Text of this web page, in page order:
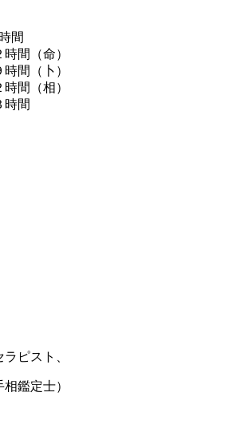
間
（命）
間（卜）
（相）
間
ピスト、
鑑定士）